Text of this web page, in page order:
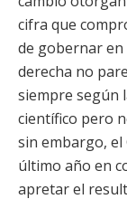
cifra que
de gobernar en
derecha no
siempre según
científico pero
sin embargo,
último año en
apretar el